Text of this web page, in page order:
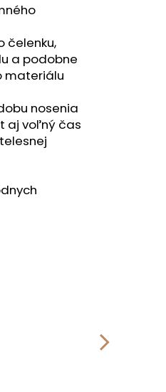
čelenku,
a podobne
materiálu
nosenia
aj voľný čas